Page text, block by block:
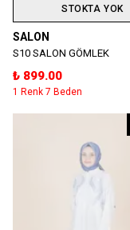
STOKTA YOK
SALON
S10 SALON GÖMLEK
₺ 899.00
1 Renk 7 Beden